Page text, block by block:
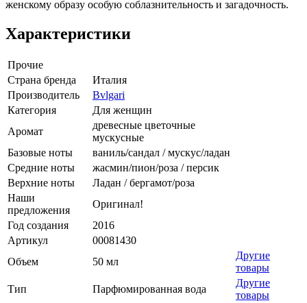
женскому образу особую соблазнительность и загадочность.
Характеристики
Прочие
Страна бренда
Италия
Производитель
Bvlgari
Категория
Для женщин
Аромат
древесные цветочные
мускусные
Базовые ноты
ваниль/сандал / мускус/ладан
Средние ноты
жасмин/пион/роза / персик
Верхние ноты
Ладан / бергамот/роза
Наши
предложения
Оригинал!
Год создания
2016
Артикул
00081430
Объем
50 мл
Другие
товары
Тип
Парфюмированная вода
Другие
товары